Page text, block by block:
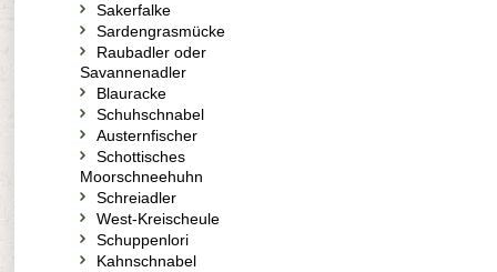
Sakerfalke
Sardengrasmücke
Raubadler oder
Savannenadler
Blauracke
Schuhschnabel
Austernfischer
Schottisches
Moorschneehuhn
Schreiadler
West-Kreischeule
Schuppenlori
Kahnschnabel